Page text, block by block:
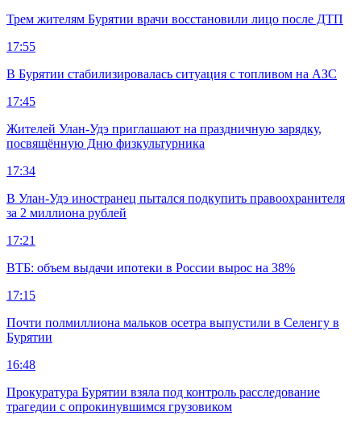
Трем жителям Бурятии врачи восстановили лицо после ДТП
17:55
В Бурятии стабилизировалась ситуация с топливом на АЗС
17:45
Жителей Улан-Удэ приглашают на праздничную зарядку,
посвящённую Дню физкультурника
17:34
В Улан-Удэ иностранец пытался подкупить правоохранителя
за 2 миллиона рублей
17:21
ВТБ: объем выдачи ипотеки в России вырос на 38%
17:15
Почти полмиллиона мальков осетра выпустили в Селенгу в
Бурятии
16:48
Прокуратура Бурятии взяла под контроль расследование
трагедии с опрокинувшимся грузовиком